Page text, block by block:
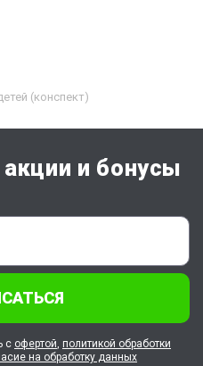
(конспект)
и бонусы
с офертой, политикой обработки
на обработку данных